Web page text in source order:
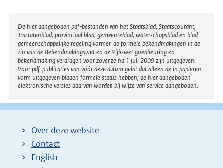
Disclaimer
De hier aangeboden pdf-bestanden van het Staatsblad, Staatscourant,
Tractatenblad, provinciaal blad, gemeenteblad, waterschapsblad en blad
gemeenschappelijke regeling vormen de formele bekendmakingen in de
zin van de Bekendmakingswet en de Rijkswet goedkeuring en
bekendmaking verdragen voor zover ze na 1 juli 2009 zijn uitgegeven.
Voor pdf-publicaties van vóór deze datum geldt dat alleen de in papieren
vorm uitgegeven bladen formele status hebben; de hier aangeboden
elektronische versies daarvan worden bij wijze van service aangeboden.
Over deze website
Contact
English